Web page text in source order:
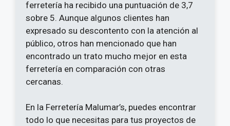
ferretería ha recibido una puntuación de 3,7
sobre 5. Aunque algunos clientes han
expresado su descontento con la atención al
público, otros han mencionado que han
encontrado un trato mucho mejor en esta
ferretería en comparación con otras
cercanas.
En la Ferretería Malumar’s, puedes encontrar
todo lo que necesitas para tus proyectos de